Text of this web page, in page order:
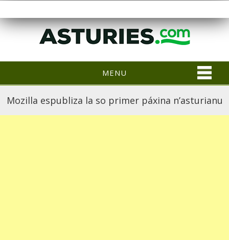
MENU
Mozilla espubliza la so primer páxina n’asturianu